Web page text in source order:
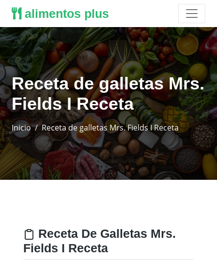
alimentos plus
Receta de galletas Mrs.
Fields I Receta
Inicio Receta de galletas Mrs. Fields I Receta
Receta De Galletas Mrs.
Fields I Receta